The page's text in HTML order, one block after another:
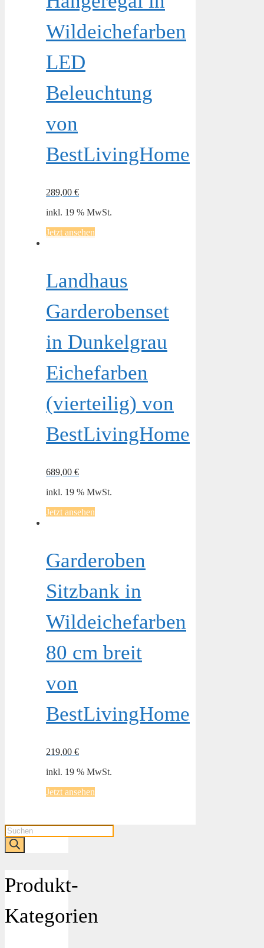
Wildeichefarben
LED
Beleuchtung
von
BestLivingHome
289,00 €
inkl. 19 % MwSt.
Jetzt ansehen
Landhaus
Garderobenset
in Dunkelgrau
Eichefarben
(vierteilig) von
BestLivingHome
689,00 €
inkl. 19 % MwSt.
Jetzt ansehen
Garderoben
Sitzbank in
Wildeichefarben
80 cm breit
von
BestLivingHome
219,00 €
inkl. 19 % MwSt.
Jetzt ansehen
Products
search
Produkt-
Kategorien